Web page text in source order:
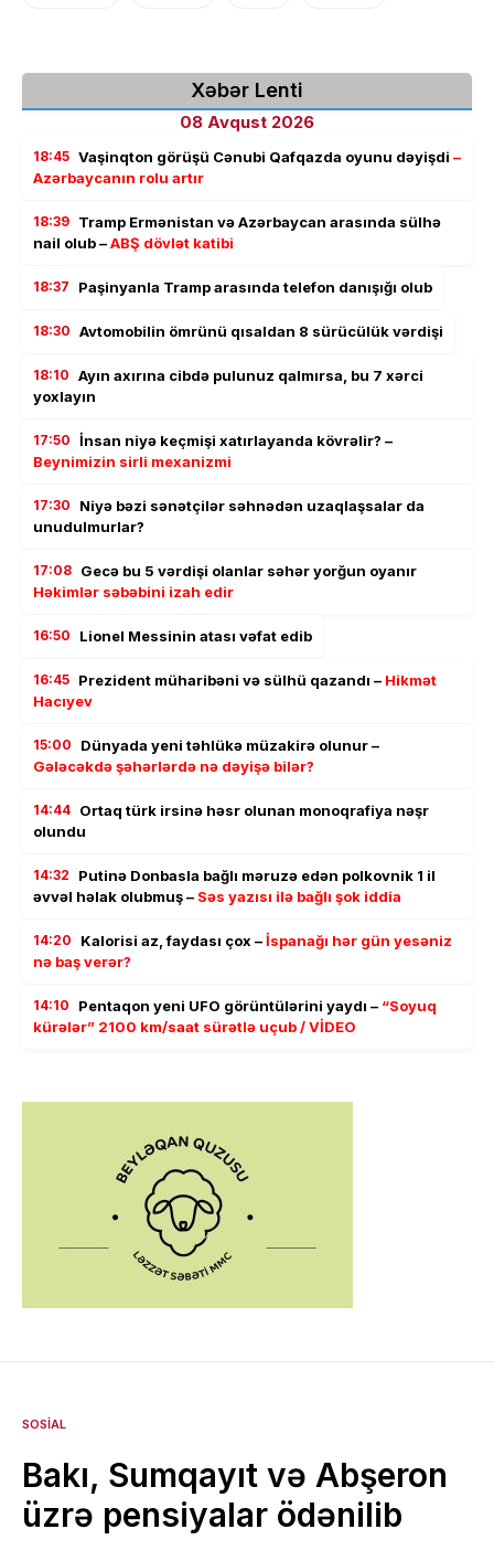
Xəbər Lenti
08 Avqust 2026
18:45 Vaşinqton görüşü Cənubi Qafqazda oyunu dəyişdi –
Azərbaycanın rolu artır
18:39 Tramp Ermənistan və Azərbaycan arasında sülhə
nail olub –ABŞ dövlət katibi
18:37 Paşinyanla Tramp arasında telefon danışığı olub
18:30 Avtomobilin ömrünü qısaldan 8 sürücülük vərdişi
18:10 Ayın axırına cibdə pulunuz qalmırsa, bu 7 xərci
yoxlayın
17:50 İnsan niyə keçmişi xatırlayanda kövrəlir? –
Beynimizin sirli mexanizmi
17:30
Niyə bəzi sənətçilər səhnədən uzaqlaşsalar da
unudulmurlar?
17:08 Gecə bu 5 vərdişi olanlar səhər yorğun oyanır
Həkimlər səbəbini izah edir
16:50 Lionel Messinin atası vəfat edib
16:45 Prezident müharibəni və sülhü qazandı – Hikmət
Hacıyev
15:00
Dünyada yeni təhlükə müzakirə olunur –
Gələcəkdə şəhərlərdə nə dəyişə bilər?
14:44 Ortaq türk irsinə həsr olunan monoqrafiya nəşr
olundu
14:32
Putinə Donbasla bağlı məruzə edən polkovnik 1 il
əvvəl həlak olubmuş – Səs yazısı ilə bağlı şok iddia
14:20 Kalorisi az, faydası çox –İspanağı hər gün yesəniz
nə baş verər?
14:10 Pentaqon yeni UFO görüntülərini yaydı – “Soyuq
kürələr” 2100 km/saat sürətlə uçub / VİDEO
SOSIAL
Bakı, Sumqayıt və Abşeron
üzrə pensiyalar ödənilib